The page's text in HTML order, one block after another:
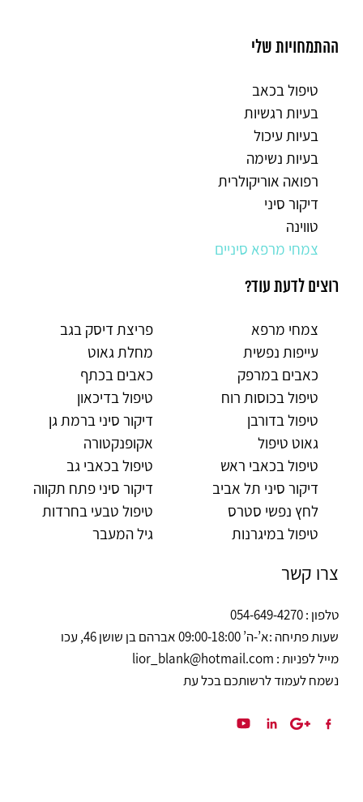
ההתמחויות שלי
טיפול בכאב
בעיות רגשיות
בעיות עיכול
בעיות נשימה
רפואה אוריקולרית
דיקור סיני
טווינה
צמחי מרפא סיניים
רוצים לדעת עוד?
צמחי מרפא
פריצת דיסק בגב
עייפות נפשית
מחלת גאוט
כאבים במרפק
כאבים בכתף
טיפול בכוסות רוח
טיפול בדיכאון
טיפול בדורבן
דיקור סיני ברמת גן
גאוט טיפול
אקופנקטורה
טיפול בכאבי ראש
טיפול בכאבי גב
דיקור סיני תל אביב
דיקור סיני פתח תקווה
לחץ נפשי סטרס
טיפול טבעי בחרדות
טיפול במיגרנות
גיל המעבר
צרו קשר
טלפון : 054-649-4270
שעות פתיחה :א’-ה’ 09:00-18:00 אברהם בן שושן 46, עכו
מייל לפניות : lior_blank@hotmail.com
נשמח לעמוד לרשותכם בכל עת